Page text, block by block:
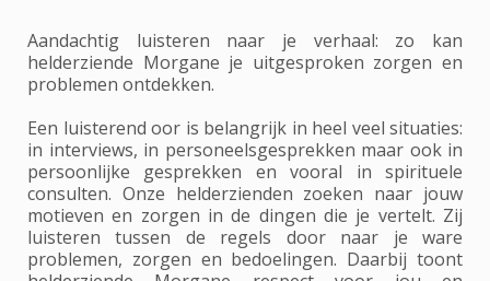
Aandachtig luisteren naar je verhaal: zo kan
helderziende Morgane je uitgesproken zorgen en
problemen ontdekken.
Een luisterend oor is belangrijk in heel veel situaties:
in interviews, in personeelsgesprekken maar ook in
persoonlijke gesprekken en vooral in spirituele
consulten. Onze helderzienden zoeken naar jouw
motieven en zorgen in de dingen die je vertelt. Zij
luisteren tussen de regels door naar je ware
problemen, zorgen en bedoelingen. Daarbij toont